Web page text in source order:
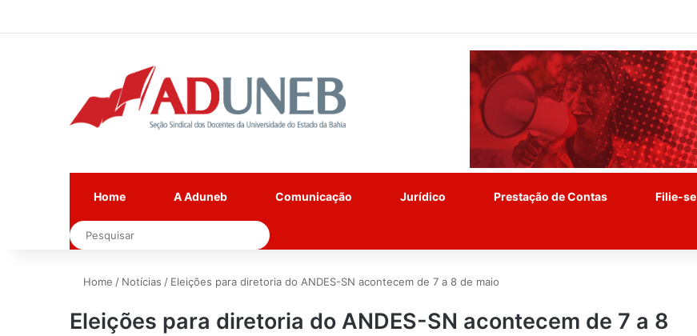
Home A Aduneb Comunicação Jurídico Prestação de Contas Filie-se
Pesquisar
Home / Notícias / Eleições para diretoria do ANDES-SN acontecem de 7 a 8 de maio
Eleições para diretoria do ANDES-SN acontecem de 7 a 8